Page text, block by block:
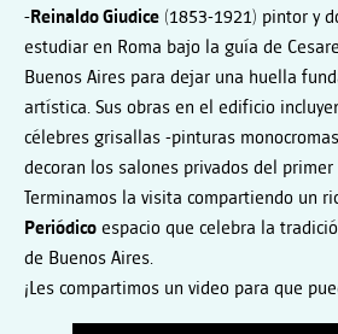
-Reinaldo Giudice (1853-1921) pintor y
estudiar en Roma bajo la guía de
Buenos Aires para dejar una huella
artística. Sus obras en el edificio
célebres grisallas -pinturas
decoran los salones privados del primer
Terminamos la visita compartiendo un
Periódico espacio que celebra la
de Buenos Aires.
¡Les compartimos un video para que